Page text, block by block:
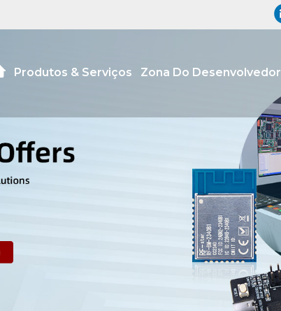
Produtos & Serviços Zona Do Desenvolvedor